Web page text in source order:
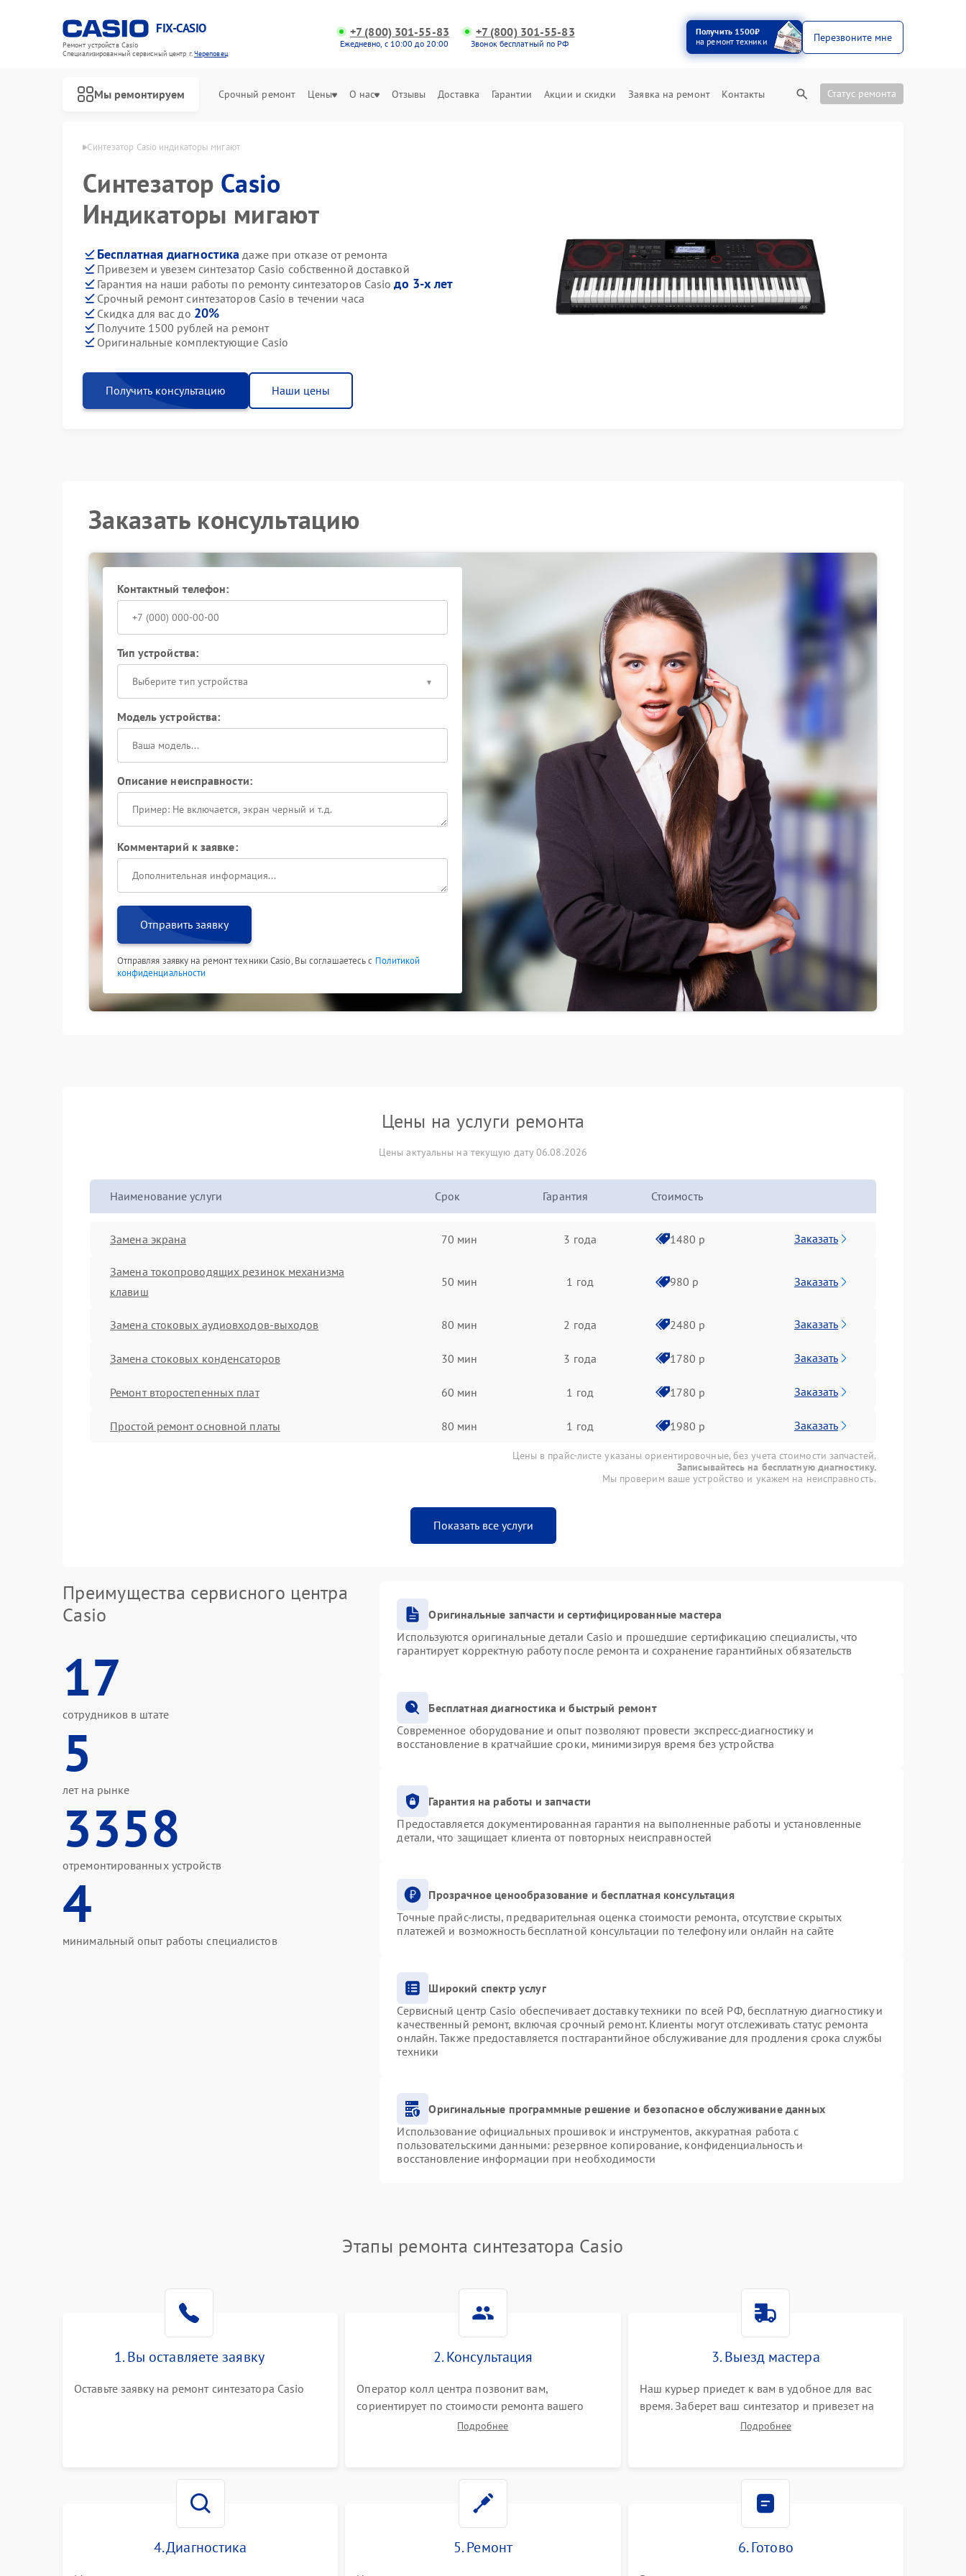
FIX-CASIO
Ремонт устройств Casio
Специализированный cервисный центр г.Череповец
+7 (800) 301-55-83
Ежедневно, с 10:00 до 20:00
+7 (800) 301-55-83
Звонок бесплатный по РФ
Получить 1500₽
на ремонт техники
Перезвоните мне
Мы ремонтируем Срочный ремонт Цены О нас Отзывы Доставка Гарантии Акции и скидки Заявка на ремонт Контакты Статус ремонта
Casio в Череповце Синтезатор Casio индикаторы мигают
Синтезатор Casio
Индикаторы мигают
Бесплатная диагностика даже при отказе от ремонта
Привезем и увезем синтезатор Casio собственной доставкой
Гарантия на наши работы по ремонту синтезаторов Casioдо 3-х лет
Срочный ремонт синтезаторов Casio в течении часа
Скидка для вас до 20%
Получите 1500 рублей на ремонт
Оригинальные комплектующие Casio
Получить консультацию Наши цены
Заказать консультацию
Контактный телефон:
Тип устройства:
Выберите тип устройства
Модель устройства:
Описание неисправности:
Комментарий к заявке:
Отправить заявку
Отправляя заявку на ремонт техники Casio, Вы соглашаетесь с Политикой
конфиденциальности
Цены на услуги ремонта
Цены актуальны на текущую дату 06.08.2026
Наименование услуги Срок Гарантия Стоимость
Замена экрана 70 мин 3 года 1480 р Заказать
Замена токопроводящих резинок механизма
клавиш
50 мин 1 год 980 р Заказать
Замена стоковых аудиовходов-выходов 80 мин 2 года 2480 р Заказать
Замена стоковых конденсаторов 30 мин 3 года 1780 р Заказать
Ремонт второстепенных плат 60 мин 1 год 1780 р Заказать
Простой ремонт основной платы 80 мин 1 год 1980 р Заказать
Цены в прайс-листе указаны ориентировочные, без учета стоимости запчастей.
Записывайтесь на бесплатную диагностику.
Мы проверим ваше устройство и укажем на неисправность.
Показать все услуги
Преимущества сервисного центра
Casio
17
сотрудников в штате
5
лет на рынке
3358
отремонтированных устройств
4
минимальный опыт работы специалистов
Оригинальные запчасти и сертифицированные мастера
Используются оригинальные детали Casio и прошедшие сертификацию специалисты, что
гарантирует корректную работу после ремонта и сохранение гарантийных обязательств
Бесплатная диагностика и быстрый ремонт
Современное оборудование и опыт позволяют провести экспресс-диагностику и
восстановление в кратчайшие сроки, минимизируя время без устройства
Гарантия на работы и запчасти
Предоставляется документированная гарантия на выполненные работы и установленные
детали, что защищает клиента от повторных неисправностей
Прозрачное ценообразование и бесплатная консультация
Точные прайс-листы, предварительная оценка стоимости ремонта, отсутствие скрытых
платежей и возможность бесплатной консультации по телефону или онлайн на сайте
Широкий спектр услуг
Сервисный центр Casio обеспечивает доставку техники по всей РФ, бесплатную диагностику и
качественный ремонт, включая срочный ремонт. Клиенты могут отслеживать статус ремонта
онлайн. Также предоставляется постгарантийное обслуживание для продления срока службы
техники
Оригинальные программные решение и безопасное обслуживание данных
Использование официальных прошивок и инструментов, аккуратная работа с
пользовательскими данными: резервное копирование, конфиденциальность и
восстановление информации при необходимости
Этапы ремонта синтезатора Casio
1. Вы оставляете заявку
Оставьте заявку на ремонт синтезатора Casio
2. Консультация
Оператор колл центра позвонит вам,
сориентирует по стоимости ремонта вашего
синтезатора а также ответит на все ваши
Подробнее
3. Выезд мастера
Наш курьер приедет к вам в удобное для вас
время. Заберет ваш синтезатор и привезет на
склад для диагностики.Подробнее
4. Диагностика 5. Ремонт 6. Готово